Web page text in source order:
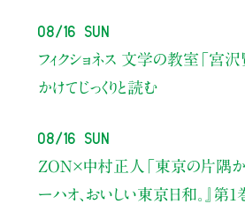
08/16 Sun
フィクショネス 文学の教室 「宮
かけてじっくりと読む
08/16 Sun
ZON×中村正人 「東京の片隅か
ーハオ、おいしい東京日和。』第1巻